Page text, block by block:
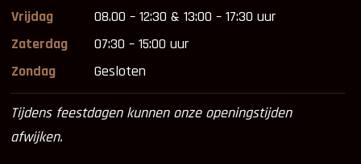
Vrijdag
08.00 – 12:30 & 13:00 – 17:30 uur
Zaterdag
07:30 – 15:00 uur
Zondag
Gesloten
Tijdens feestdagen kunnen onze openingstijden
afwijken.